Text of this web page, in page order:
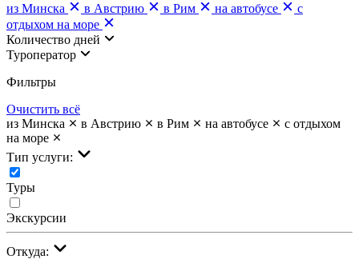
из Минска
в Австрию в Рим на автобусе
с
отдыхом на море
Количество дней
Туроператор
Фильтры
Очистить всё
из Минска
в Австрию в Рим на автобусе
с отдыхом
на море
Тип услуги:
Туры
Экскурсии
Откуда: